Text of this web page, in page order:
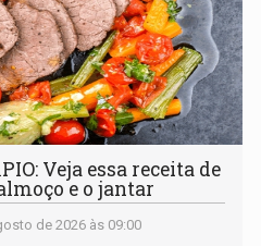
Veja essa receita de
e o jantar
de 2026 às 09:00